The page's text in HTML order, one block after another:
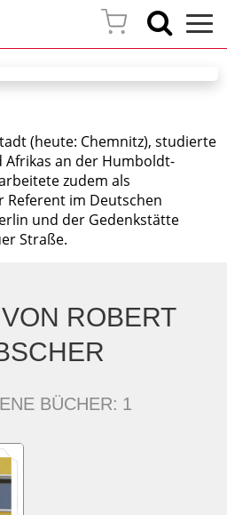
(heute: Chemnitz), studierte
Afrikas an der Humboldt-
zudem als
Referent im Deutschen
und der Gedenkstätte
Straße.
ROBERT
BÜCHER: 1